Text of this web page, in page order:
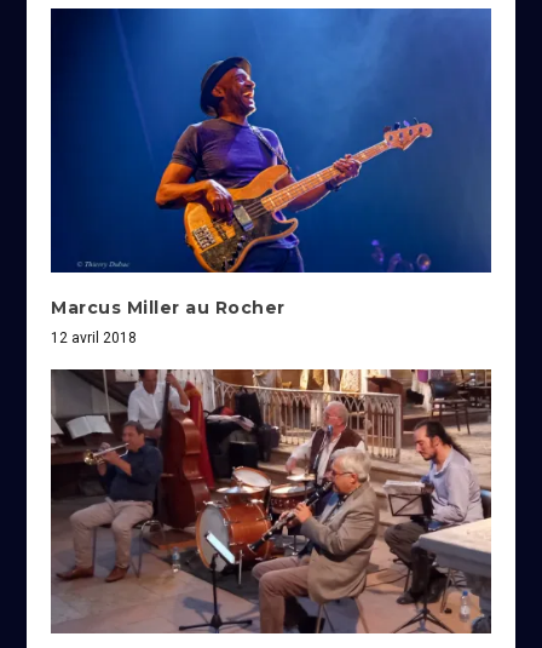
Marcus Miller au Rocher
12 avril 2018